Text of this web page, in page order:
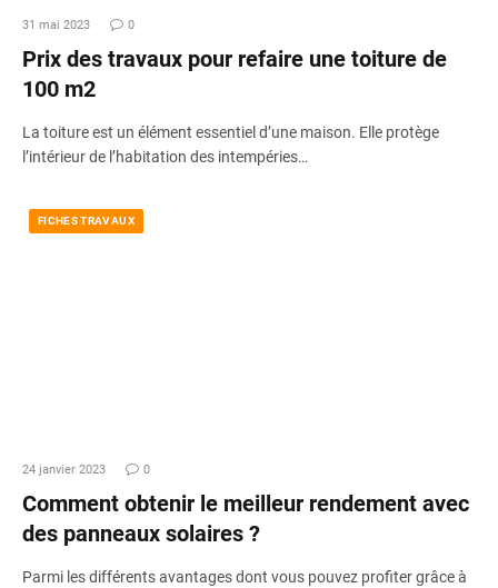
31 mai 2023 0
Prix des travaux pour refaire une toiture de
100 m2
La toiture est un élément essentiel d’une maison. Elle protège
l’intérieur de l’habitation des intempéries…
FICHES TRAVAUX
24 janvier 2023 0
Comment obtenir le meilleur rendement avec
des panneaux solaires ?
Parmi les différents avantages dont vous pouvez profiter grâce à